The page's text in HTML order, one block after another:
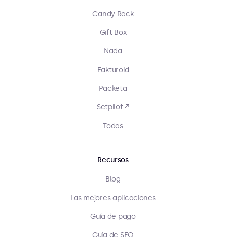
Candy Rack
Gift Box
Nada
Fakturoid
Packeta
Setpilot ↗
Todas
Recursos
Blog
Las mejores aplicaciones
Guía de pago
Guía de SEO